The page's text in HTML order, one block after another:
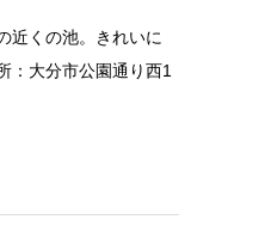
近くの池。きれいに
：大分市公園通り西1